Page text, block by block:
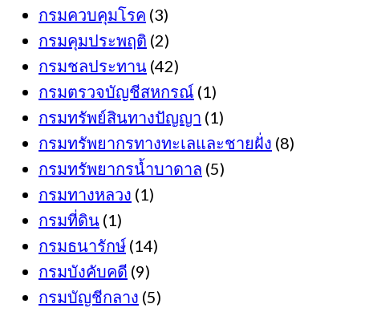
กรมควบคุมโรค (3)
กรมคุมประพฤติ (2)
กรมชลประทาน (42)
กรมตรวจบัญชีสหกรณ์ (1)
กรมทรัพย์สินทางปัญญา (1)
กรมทรัพยากรทางทะเลและชายฝั่ง (8)
กรมทรัพยากรน้ำบาดาล (5)
กรมทางหลวง (1)
กรมที่ดิน (1)
กรมธนารักษ์ (14)
กรมบังคับคดี (9)
กรมบัญชีกลาง (5)